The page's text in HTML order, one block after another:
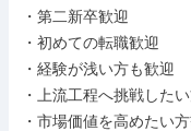
・第二新卒歓迎
・初めての転職歓迎
・経験が浅い方も歓迎
・上流工程へ挑戦した
・市場価値を高めたい